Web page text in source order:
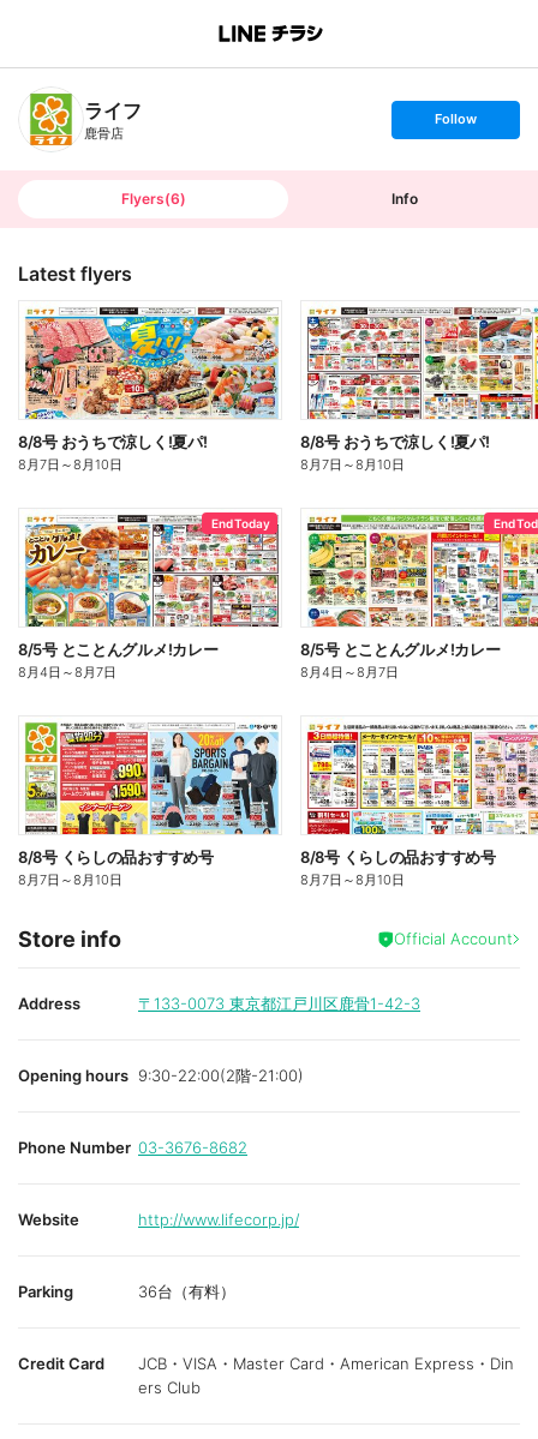
B
n
T
ライフ
鹿骨店
s
t
o
Follow
Flyers(6) Info
Latest flyers
8/8号 おうちで涼しく!夏パ!
8月7日 ～8月10日
8/8号 おうちで涼しく!夏パ!
8月7日 ～8月10日
End Today
8/5号 とことんグルメ!カレー
8月4日 ～8月7日
End
8/5号 とことんグルメ!カレー
8月4日 ～8月7日
8/8号 くらしの品おすすめ号
8月7日 ～8月10日
8/8号 くらしの品おすすめ号
8月7日 ～8月10日
Store info Official Account
Address 〒133-0073 東京都江戸川区鹿骨1-42-3
Opening hours 9:30-22:00(2階-21:00)
Phone Number 03-3676-8682
Website http://www.lifecorp.jp/
Parking 36台（有料）
Credit Card
JCB・VISA・Master Card・American Express・Din
ers Club